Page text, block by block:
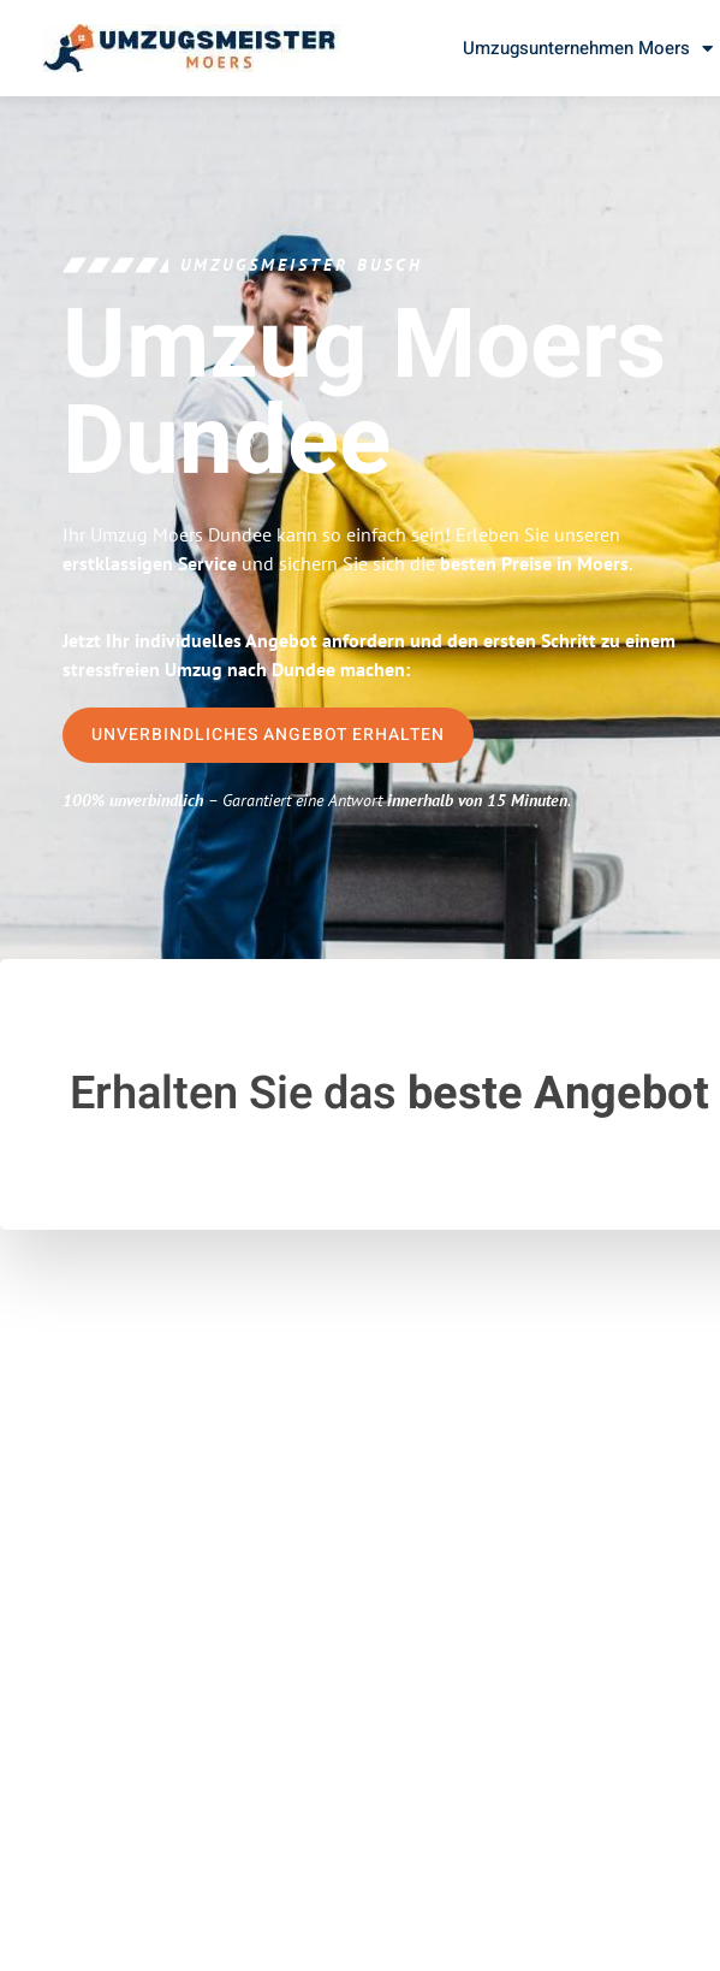
Umzugsunternehmen Moers
UMZUGSMEISTER BUSCH
Umzug Moers
Dundee
Ihr Umzug Moers Dundee kann so einfach sein! Erleben Sie unseren
erstklassigen Service und sichern Sie sich diebesten Preise in Moers.
Jetzt Ihr individuelles Angebot anfordern und den ersten Schritt zu einem
stressfreien Umzug nach Dundee machen:
UNVERBINDLICHES ANGEBOT ERHALTEN
100% unverbindlich– Garantiert eine Antwortinnerhalb von 15 Minuten.
Erhalten Sie das beste Angebot